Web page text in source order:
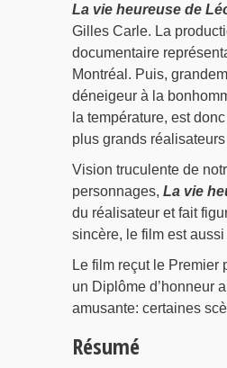
La vie heureuse de
Gilles Carle. La
documentaire
Montréal. Puis,
déneigeur à la
la température, est
plus grands
Vision truculente de
personnages, La vie
du réalisateur et fait
sincère, le film est
Le film reçut le Premier
un Diplôme d’honneur
amusante: certaines
Résumé